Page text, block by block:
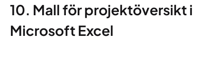
10. Mall för projektöversikt i
Microsoft Excel